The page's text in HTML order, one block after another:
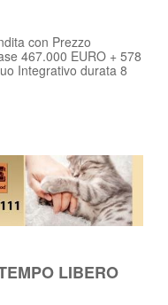
con Prezzo
467.000 EURO + 578
Integrativo durata 8
LIBERO